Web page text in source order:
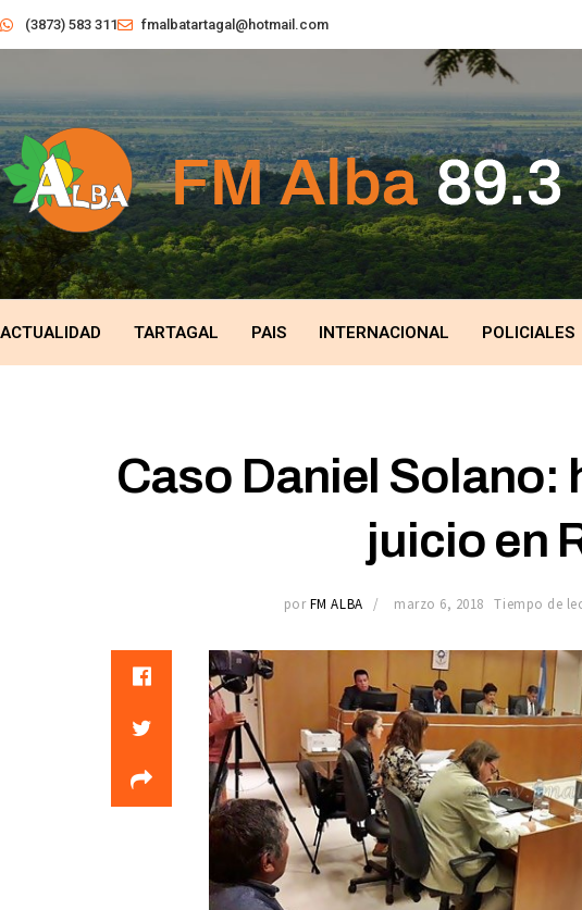
(3873) 583 311 fmalbatartagal@hotmail.com
ACTUALIDAD TARTAGAL PAIS INTERNACIONAL POLICIALES
Caso Daniel Solano:
juicio en
por FM ALBA marzo 6, 2018 Tiempo de